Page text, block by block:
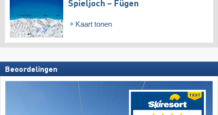
Spieljoch – Fügen
Kaart tonen
Beoordelingen